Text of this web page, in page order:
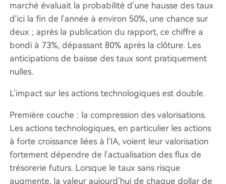
marché évaluait la probabilité d'une hausse des taux
d'ici la fin de l'année à environ 50%, une chance sur
deux ; après la publication du rapport, ce chiffre a
bondi à 73%, dépassant 80% après la clôture. Les
anticipations de baisse des taux sont pratiquement
nulles.
L'impact sur les actions technologiques est double.
Première couche : la compression des valorisations.
Les actions technologiques, en particulier les actions
à forte croissance liées à l'IA, voient leur valorisation
fortement dépendre de l'actualisation des flux de
trésorerie futurs. Lorsque le taux sans risque
augmente, la valeur aujourd'hui de chaque dollar de